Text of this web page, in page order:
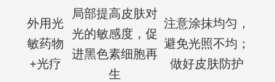
外用光
敏药物
+光疗
局部提高皮肤对
光的敏感度，促
进黑色素细胞再
生
注意涂抹均匀，
避免光照不均；
做好皮肤防护